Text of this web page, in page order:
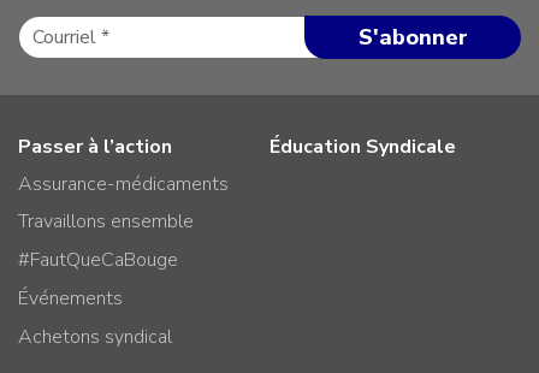
Passer à l’action
Assurance-médicaments
Travaillons ensemble
#FautQueCaBouge
Événements
Achetons syndical
Éducation Syndicale